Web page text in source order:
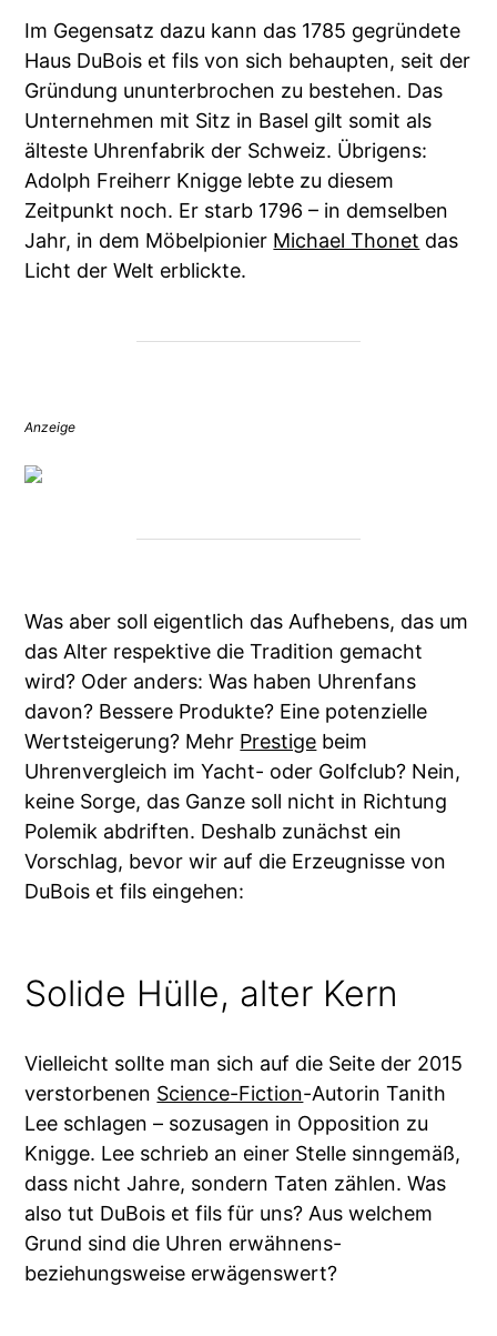
Im Gegensatz dazu kann das 1785 gegründete
Haus DuBois et fils von sich behaupten, seit der
Gründung ununterbrochen zu bestehen. Das
Unternehmen mit Sitz in Basel gilt somit als
älteste Uhrenfabrik der Schweiz. Übrigens:
Adolph Freiherr Knigge lebte zu diesem
Zeitpunkt noch. Er starb 1796 – in demselben
Jahr, in dem Möbelpionier Michael Thonet das
Licht der Welt erblickte.
Anzeige
Was aber soll eigentlich das Aufhebens, das um
das Alter respektive die Tradition gemacht
wird? Oder anders: Was haben Uhrenfans
davon? Bessere Produkte? Eine potenzielle
Wertsteigerung? Mehr Prestige beim
Uhrenvergleich im Yacht- oder Golfclub? Nein,
keine Sorge, das Ganze soll nicht in Richtung
Polemik abdriften. Deshalb zunächst ein
Vorschlag, bevor wir auf die Erzeugnisse von
DuBois et fils eingehen:
Solide Hülle, alter Kern
Vielleicht sollte man sich auf die Seite der 2015
verstorbenen Science-Fiction-Autorin Tanith
Lee schlagen – sozusagen in Opposition zu
Knigge. Lee schrieb an einer Stelle sinngemäß,
dass nicht Jahre, sondern Taten zählen. Was
also tut DuBois et fils für uns? Aus welchem
Grund sind die Uhren erwähnens-
beziehungsweise erwägenswert?